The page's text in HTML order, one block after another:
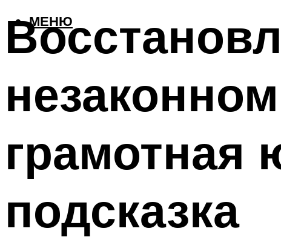
МЕНЮ
грамотная
подсказка